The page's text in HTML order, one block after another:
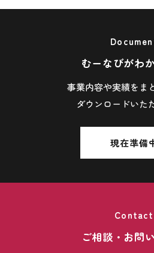
むーなびがわ
事業内容や実績をま
ダウンロードいた
現在準備
Contact
ご相談・お問